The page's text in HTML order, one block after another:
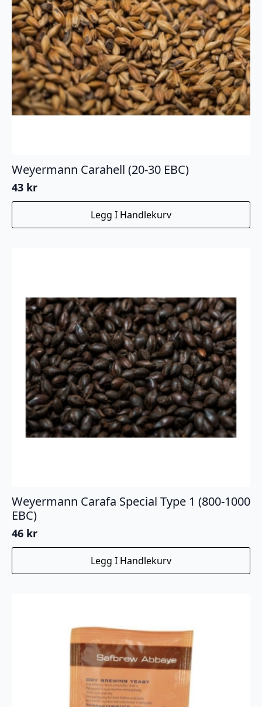
Weyermann Carahell (20-30 EBC)
43 kr
Legg I Handlekurv
Weyermann Carafa Special Type 1 (800-1000
EBC)
46 kr
Legg I Handlekurv